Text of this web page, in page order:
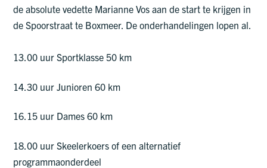
de absolute vedette Marianne Vos aan de start te krijgen in
de Spoorstraat te Boxmeer. De onderhandelingen lopen al.
13.00 uur Sportklasse 50 km
14.30 uur Junioren 60 km
16.15 uur Dames 60 km
18.00 uur Skeelerkoers of een alternatief
programmaonderdeel